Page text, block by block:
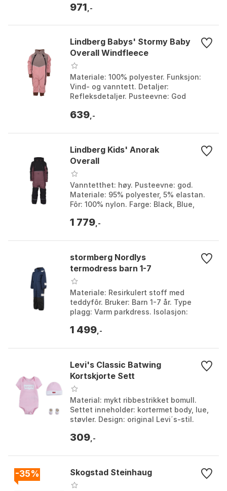
971 ,-
Lindberg Babys' Stormy Baby
Overall Windfleece
Materiale: 100% polyester. Funksjon:
Vind- og vanntett. Detaljer:
Refleksdetaljer. Pusteevne: God
Rose. Størrelse: 104, 86,...
639 ,-
Lindberg Kids' Anorak
Overall
Vanntetthet: høy. Pusteevne: god.
Materiale: 95% polyester, 5% elastan.
Fôr: 100% nylon. Farge: Black, Blue,
110, 120, 13...
1 779 ,-
stormberg Nordlys
termodress barn 1-7
Materiale: Resirkulert stoff med
teddyfôr. Bruker: Barn 1-7 år. Type
plagg: Varm parkdress. Isolasjon:
Størrelse: 104, 110, ...
1 499 ,-
Levi's Classic Batwing
Kortskjorte Sett
Material: mykt ribbestrikket bomull.
Settet inneholder: kortermet body, lue,
støvler. Design: original Levi´s-stil.
trykknapper....
309 ,-
-35% Skogstad Steinhaug